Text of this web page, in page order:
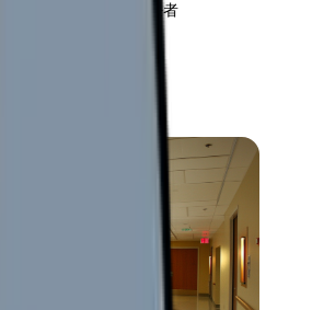
目指す人事部門の責任者
動画事例分析